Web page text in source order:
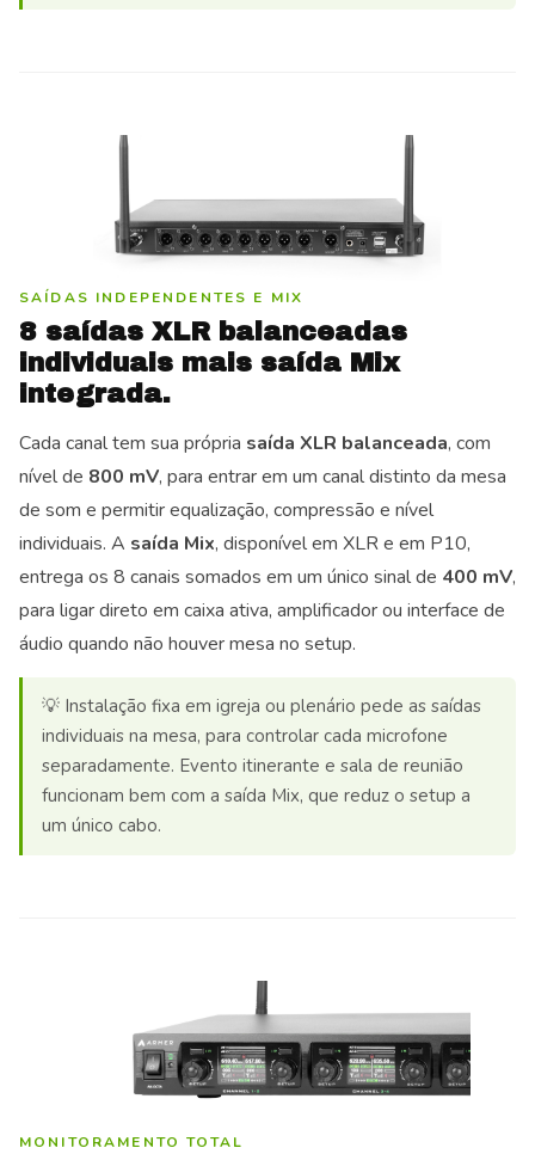
SAÍDAS INDEPENDENTES E MIX
8 saídas XLR balanceadas
individuais mais saída Mix
integrada.
Cada canal tem sua própria saída XLR balanceada, com
nível de 800 mV, para entrar em um canal distinto da mesa
de som e permitir equalização, compressão e nível
individuais. A saída Mix, disponível em XLR e em P10,
entrega os 8 canais somados em um único sinal de 400 mV,
para ligar direto em caixa ativa, amplificador ou interface de
áudio quando não houver mesa no setup.
💡 Instalação fixa em igreja ou plenário pede as saídas
individuais na mesa, para controlar cada microfone
separadamente. Evento itinerante e sala de reunião
funcionam bem com a saída Mix, que reduz o setup a
um único cabo.
MONITORAMENTO TOTAL